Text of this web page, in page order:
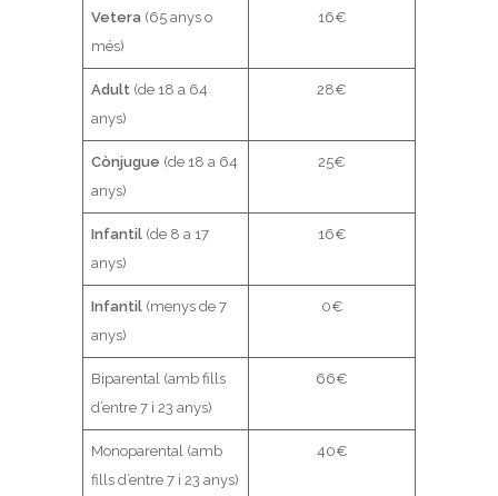
Vetera(65 anys o
més)
16€
Adult(de 18 a 64
anys)
28€
Cònjugue (de 18 a 64
anys)
25€
Infantil (de 8 a 17
anys)
16€
Infantil(menys de 7
anys)
0€
Biparental (amb fills
d’entre 7 i 23 anys)
66€
Monoparental (amb
fills d’entre 7 i 23 anys)
40€